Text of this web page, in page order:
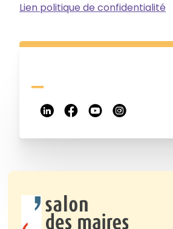
Lien politique de confidentialité